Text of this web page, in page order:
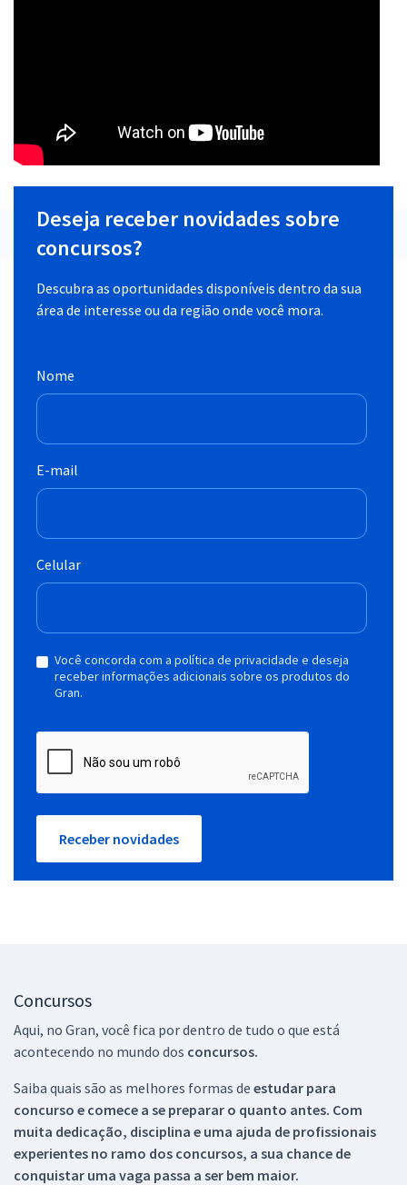
Deseja receber novidades sobre
concursos?
Descubra as oportunidades disponíveis dentro da sua
área de interesse ou da região onde você mora.
Nome
E-mail
Celular
Você concorda com a política de privacidade e deseja
receber informações adicionais sobre os produtos do
Gran.
Receber novidades
Concursos
Aqui, no Gran, você fica por dentro de tudo o que está
acontecendo no mundo dos concursos.
Saiba quais são as melhores formas de estudar para
concurso e comece a se preparar o quanto antes. Com
muita dedicação, disciplina e uma ajuda de profissionais
experientes no ramo dos concursos, a sua chance de
conquistar uma vaga passa a ser bem maior.